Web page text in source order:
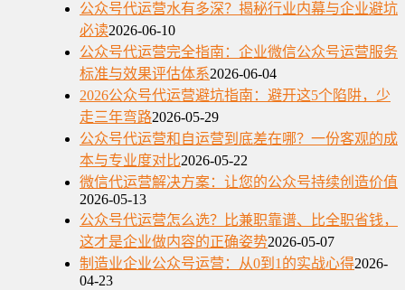
公众号代运营水有多深？揭秘行业内幕与企业避坑
必读2026-06-10
公众号代运营完全指南：企业微信公众号运营服务
标准与效果评估体系2026-06-04
2026公众号代运营避坑指南：避开这5个陷阱，少
走三年弯路2026-05-29
公众号代运营和自运营到底差在哪？一份客观的成
本与专业度对比2026-05-22
微信代运营解决方案：让您的公众号持续创造价值
2026-05-13
公众号代运营怎么选？比兼职靠谱、比全职省钱，
这才是企业做内容的正确姿势2026-05-07
制造业企业公众号运营：从0到1的实战心得2026-
04-23